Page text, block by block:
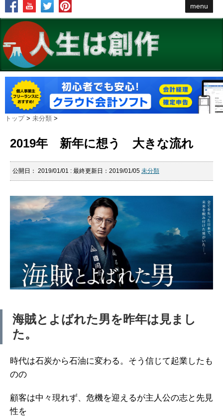
menu
トップ > 未分類 >
2019年 新年に想う 大きな流れ
公開日： 2019/01/01 : 最終更新日：2019/01/05 未分類
海賊とよばれた男を昨年は見まし
た。
時代は石炭から石油に変わる。そう信じて起業したも
のの
顧客は中々現れず、危機を迎えるが主人公の志と先見
性を